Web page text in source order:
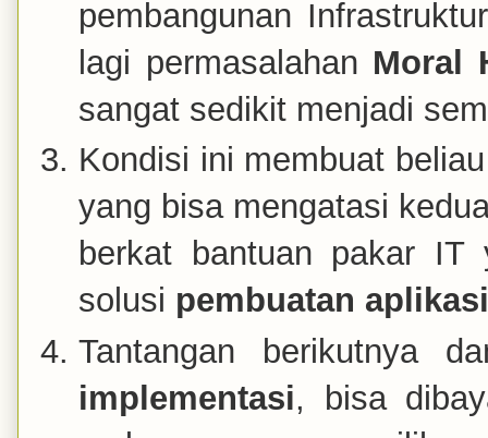
pembangunan
lagi permasalahan Moral
sangat sedikit menjadi
Kondisi ini membuat
yang bisa mengatasi
berkat bantuan pakar IT
solusi pembuatan
Tantangan berikutnya
implementasi, bisa